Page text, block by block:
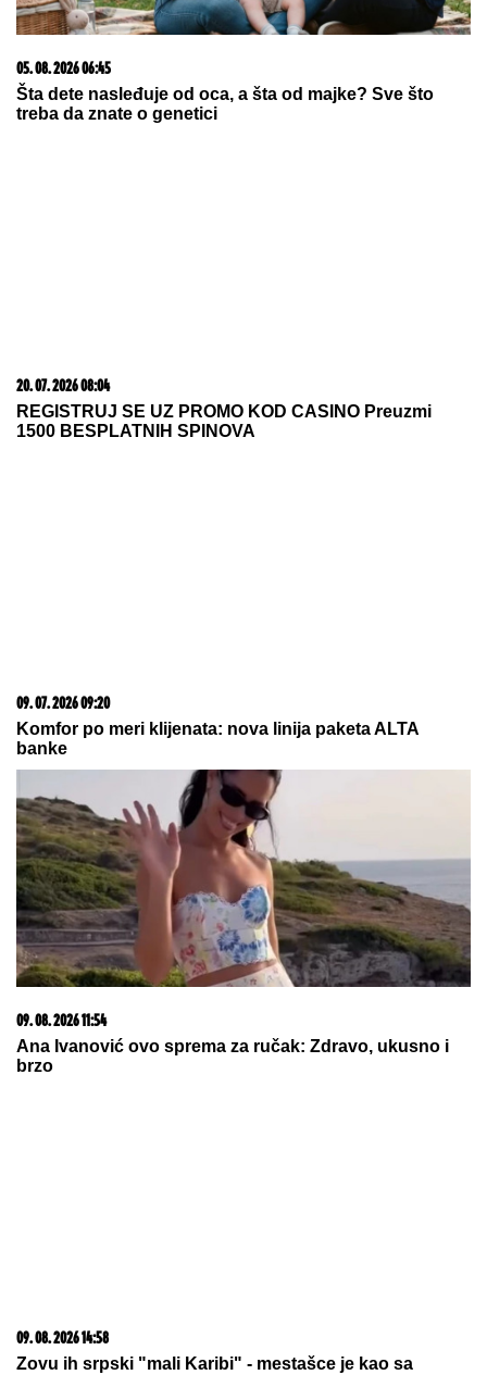
05. 08. 2026 06:45
Šta dete nasleđuje od oca, a šta od majke? Sve što
treba da znate o genetici